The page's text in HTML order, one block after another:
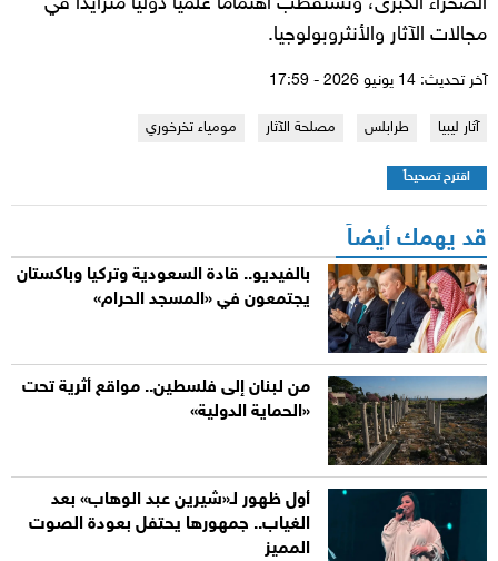
مجالات الآثار والأنثروبولوجيا.
آخر تحديث: 14 يونيو 2026 - 17:59
آثار ليبيا طرابلس مصلحة الآثار مومياء تخرخوري
اقترح تصحيحاً
قد يهمك أيضاً
بالفيديو.. قادة السعودية وتركيا وباكستان
يجتمعون في «المسجد الحرام»
من لبنان إلى فلسطين.. مواقع أثرية تحت
«الحماية الدولية»
أول ظهور لـ«شيرين عبد الوهاب» بعد
الغياب.. جمهورها يحتفل بعودة الصوت
المميز